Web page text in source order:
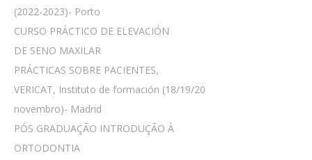
(2022-2023)- Porto
CURSO PRÁCTICO DE ELEVACIÓN
DE SENO MAXILAR
PRÁCTICAS SOBRE PACIENTES,
VERICAT, Instituto de formación (18/19/20
novembro)- Madrid
PÓS GRADUAÇÃO INTRODUÇÃO À
ORTODONTIA